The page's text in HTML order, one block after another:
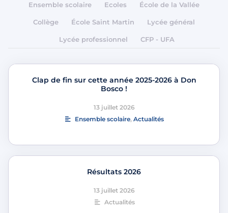
Ensemble scolaire Ecoles École de la Vallée
Collège École Saint Martin Lycée général
Lycée professionnel CFP - UFA
Clap de fin sur cette année 2025-2026 à Don
Bosco !
13 juillet 2026
Ensemble scolaire, Actualités
Résultats 2026
13 juillet 2026
Actualités